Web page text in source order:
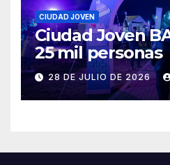
CIUDAD JOVEN
Ciudad Joven
25 mil personas
28 DE JULIO DE 2026